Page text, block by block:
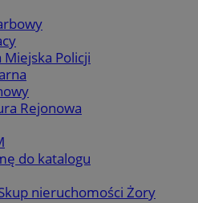
Policji
Rejonowa
do katalogu
nieruchomości Żory